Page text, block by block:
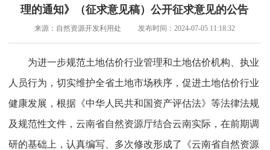
理的通知》（征求意见稿）公开征求意见的公告
来源：自然资源开发利用处 发布时间：2024-07-05 11:18:32
为进一步规范土地估价行业管理和土地估价机构、执业
人员行为，切实维护全省土地市场秩序，促进土地估价行业
健康发展，根据《中华人民共和国资产评估法》等法律法规
及规范性文件，云南省自然资源厅结合云南实际，在前期调
研的基础上，认真编写、多次修改形成了《云南省自然资源